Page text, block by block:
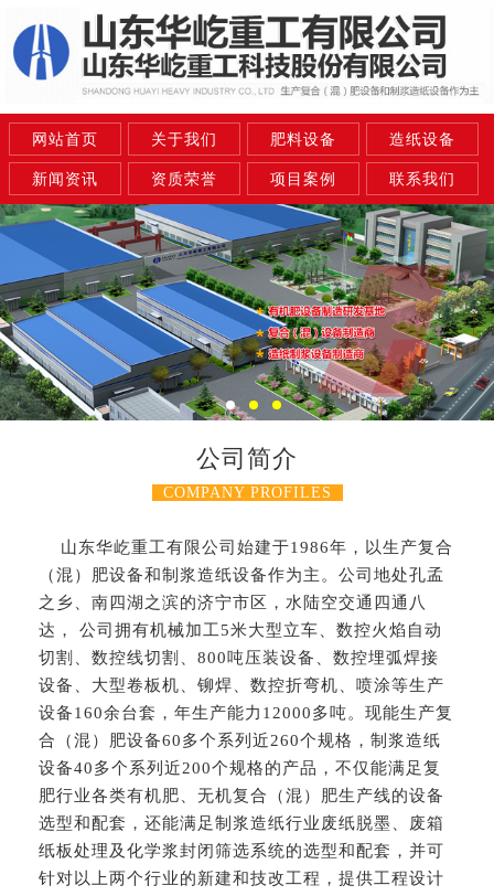
网站首页 关于我们 肥料设备 造纸设备
新闻资讯 资质荣誉 项目案例 联系我们
公司简介
COMPANY PROFILES
山东华屹重工有限公司始建于1986年，以生产复合
（混）肥设备和制浆造纸设备作为主。公司地处孔孟
之乡、南四湖之滨的济宁市区，水陆空交通四通八
达， 公司拥有机械加工5米大型立车、数控火焰自动
切割、数控线切割、800吨压装设备、数控埋弧焊接
设备、大型卷板机、铆焊、数控折弯机、喷涂等生产
设备160余台套，年生产能力12000多吨。现能生产复
合（混）肥设备60多个系列近260个规格，制浆造纸
设备40多个系列近200个规格的产品，不仅能满足复
肥行业各类有机肥、无机复合（混）肥生产线的设备
选型和配套，还能满足制浆造纸行业废纸脱墨、废箱
纸板处理及化学浆封闭筛选系统的选型和配套，并可
针对以上两个行业的新建和技改工程，提供工程设计